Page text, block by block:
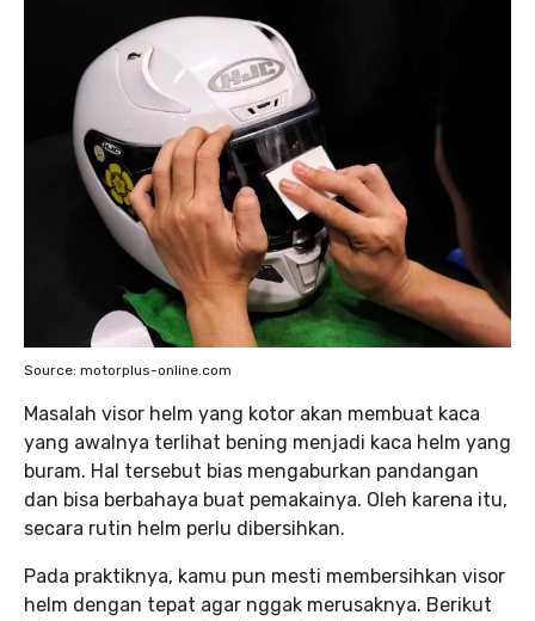
Source: motorplus-online.com
Masalah visor helm yang kotor akan membuat kaca
yang awalnya terlihat bening menjadi kaca helm yang
buram. Hal tersebut bias mengaburkan pandangan
dan bisa berbahaya buat pemakainya. Oleh karena itu,
secara rutin helm perlu dibersihkan.
Pada praktiknya, kamu pun mesti membersihkan visor
helm dengan tepat agar nggak merusaknya. Berikut